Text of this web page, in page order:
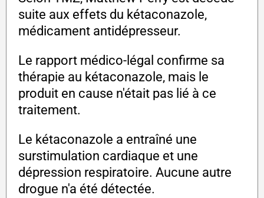
suite aux effets du kétaconazole,
médicament antidépresseur.
Le rapport médico-légal confirme sa
thérapie au kétaconazole, mais le
produit en cause n'était pas lié à ce
traitement.
Le kétaconazole a entraîné une
surstimulation cardiaque et une
dépression respiratoire. Aucune autre
drogue n'a été détectée.